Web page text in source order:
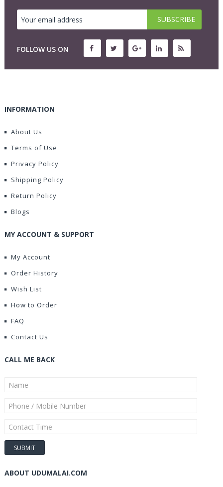
FOLLOW US ON
INFORMATION
About Us
Terms of Use
Privacy Policy
Shipping Policy
Return Policy
Blogs
MY ACCOUNT & SUPPORT
My Account
Order History
Wish List
How to Order
FAQ
Contact Us
CALL ME BACK
ABOUT UDUMALAI.COM